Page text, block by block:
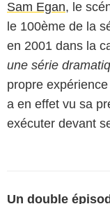
Sam Egan, le
le 100ème de la
en 2001 dans la
une série
propre
a en effet vu sa
exécuter devant
Un double